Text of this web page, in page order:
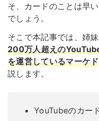
そ、カードのことは早
でしょう。
そこで本記事では、姉
200万人超えの
を運営しているマーケ
説します。
YouTubeのカー